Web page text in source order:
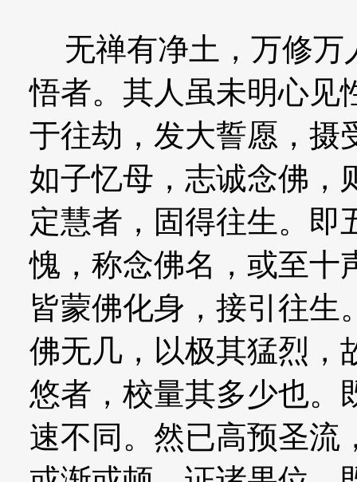
无禅有净土，万修万
悟者。其人虽未明心见
于往劫，发大誓愿，摄
如子忆母，志诚念佛，
定慧者，固得往生。即
愧，称念佛名，或至十
皆蒙佛化身，接引往生
佛无几，以极其猛烈，
悠者，校量其多少也。
速不同。然已高预圣流